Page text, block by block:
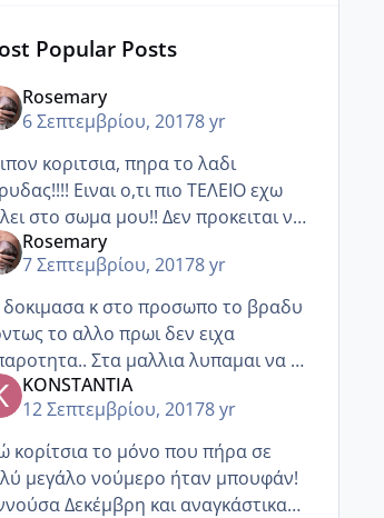
Popular Posts
Rosemary
6 Σεπτεμβρίου, 20178 yr
κοριτσια, πηρα το λαδι
Ειναι ο,τι πιο ΤΕΛΕΙΟ εχω
στο σωμα μου!! Δεν προκειται να
ποτε ξανα ενυδατικες κ αλλα
σωματος. Ειναι φουλ ενυδατικο
πολυ απο τα βουτυρα
Rosemary
7 Σεπτεμβρίου, 20178 yr
κ στο προσωπο το βραδυ
το αλλο πρωι δεν ειχα
Στα μαλλια λυπαμαι να το
οκ,ειναι φθηνοτερο απο τις
ραγαδων αλλα δεν ειναι κ στην
του ελαιολαδου!!
KONSTANTIA
12 Σεπτεμβρίου, 20178 yr
κορίτσια το μόνο που πήρα σε
μεγάλο νούμερο ήταν μπουφάν!
Δεκέμβρη και αναγκάστικα